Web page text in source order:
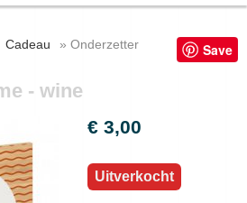
Save
Cadeau
» Onderzetter
- wine
€ 3,00
Uitverkocht